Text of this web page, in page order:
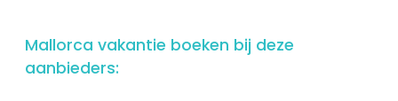
Mallorca vakantie boeken bij deze
aanbieders: